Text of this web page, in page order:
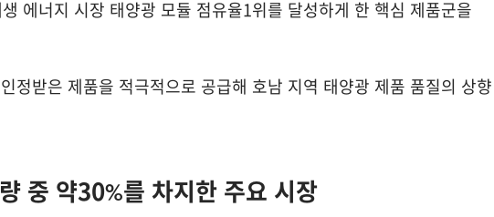
에너지 시장 태양광 모듈 점유율1위를 달성하게 한 핵심 제품군을
정받은 제품을 적극적으로 공급해 호남 지역 태양광 제품 품질의 상향
중 약30%를 차지한 주요 시장